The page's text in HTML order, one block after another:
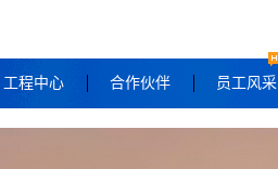
工程中心 合作伙伴 员工风采